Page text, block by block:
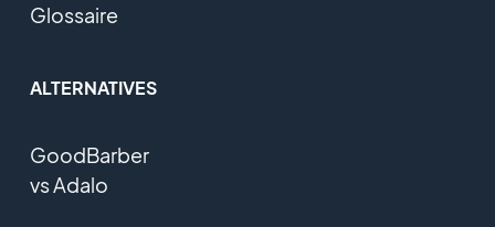
Glossaire
ALTERNATIVES
GoodBarber
vs Adalo